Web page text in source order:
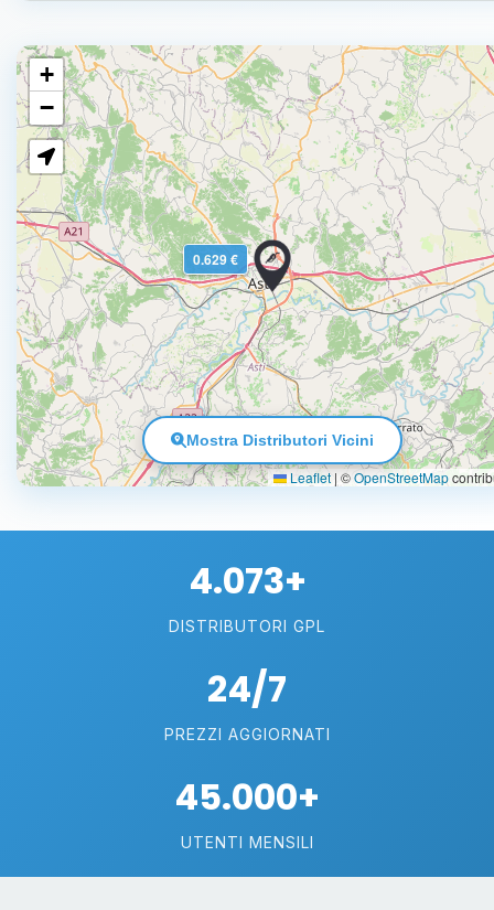
0.629 €
+
−
Leaflet | ©OpenStreetMap
Mostra Distributori Vicini
4.073+
DISTRIBUTORI GPL
24/7
PREZZI AGGIORNATI
45.000+
UTENTI MENSILI